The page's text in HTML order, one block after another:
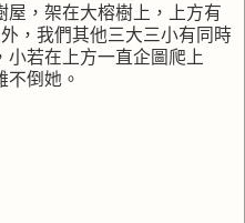
屋，架在大榕樹上，上方有
，我們其他三大三小有同時
小若在上方一直企圖爬上
不倒她。